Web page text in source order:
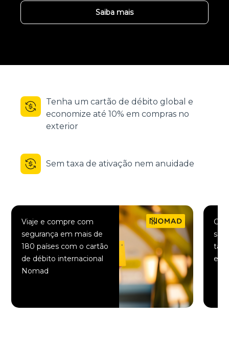
Saiba mais
Tenha um cartão de débito global e
economize até 10% em compras no
exterior
Sem taxa de ativação nem anuidade
Viaje e compre com
segurança em mais de
180 países com o cartão
de débito internacional
Nomad